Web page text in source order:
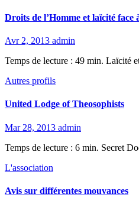
Droits de l’Homme et laïcité face
Avr 2, 2013 admin
Temps de lecture : 49 min. Laïcité
Autres profils
United Lodge of Theosophists
Mar 28, 2013 admin
Temps de lecture : 6 min. Secret
L'association
Avis sur différentes mouvances